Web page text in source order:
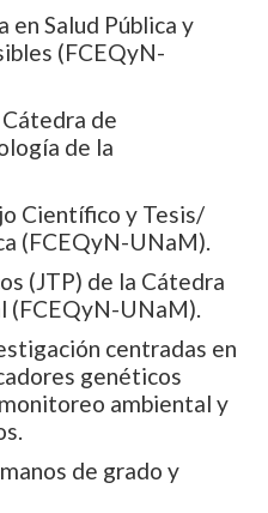
Salud Pública y
(FCEQyN-
de
de la
Científico y Tesis/
(FCEQyN-UNaM).
(JTP) de la Cátedra
(FCEQyN-UNaM).
centradas en
genéticos
ambiental y
de grado y